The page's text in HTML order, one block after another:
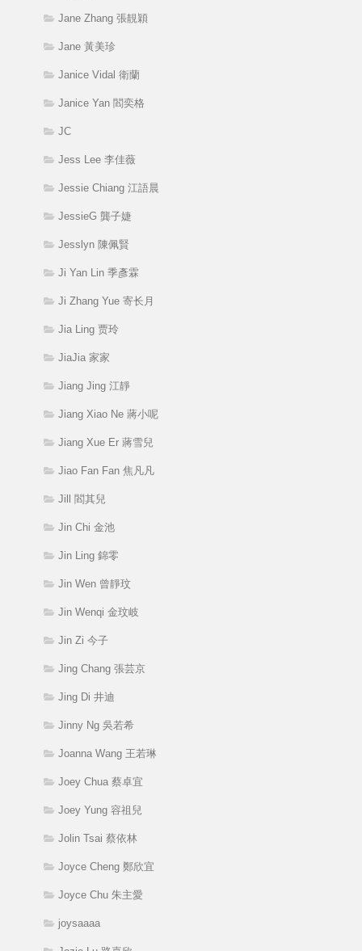
Jane Zhang 張靚穎
Jane 黃美珍
Janice Vidal 衛蘭
Janice Yan 閻奕格
JC
Jess Lee 李佳薇
Jessie Chiang 江語晨
JessieG 龔子婕
Jesslyn 陳佩賢
Ji Yan Lin 季彥霖
Ji Zhang Yue 寄长月
Jia Ling 贾玲
JiaJia 家家
Jiang Jing 江靜
Jiang Xiao Ne 蔣小呢
Jiang Xue Er 蔣雪兒
Jiao Fan Fan 焦凡凡
Jill 閻其兒
Jin Chi 金池
Jin Ling 錦零
Jin Wen 曾靜玟
Jin Wenqi 金玟岐
Jin Zi 今子
Jing Chang 張芸京
Jing Di 井迪
Jinny Ng 吳若希
Joanna Wang 王若琳
Joey Chua 蔡卓宜
Joey Yung 容祖兒
Jolin Tsai 蔡依林
Joyce Cheng 鄭欣宜
Joyce Chu 朱主愛
joysaaaa